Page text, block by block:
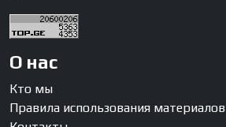
О нас
Кто мы
Правила использования материалов